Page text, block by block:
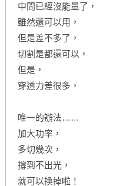
中間已經沒能量了，
雖然還可以用，
但是差不多了，
切割是都還可以，
但是，
穿透力差很多，
唯一的辦法……
加大功率，
多切幾次，
撐到不出光，
就可以換掉啦！